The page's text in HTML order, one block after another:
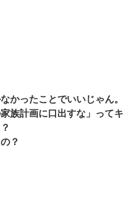
かったことでいいじゃん。
族計画に口出すな」ってキ
？